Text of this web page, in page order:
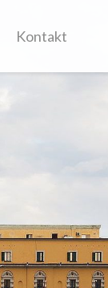
Kontakt